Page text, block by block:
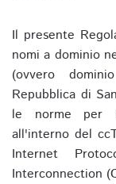
Il presente
nomi a dominio
(ovvero
Repubblica di
le norme per
all'interno del
Internet
Interconnection